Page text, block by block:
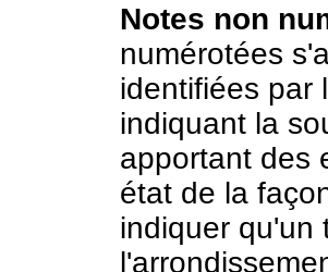
Notes non
numérotées
identifiées par
indiquant la
apportant des
état de la
indiquer qu'un